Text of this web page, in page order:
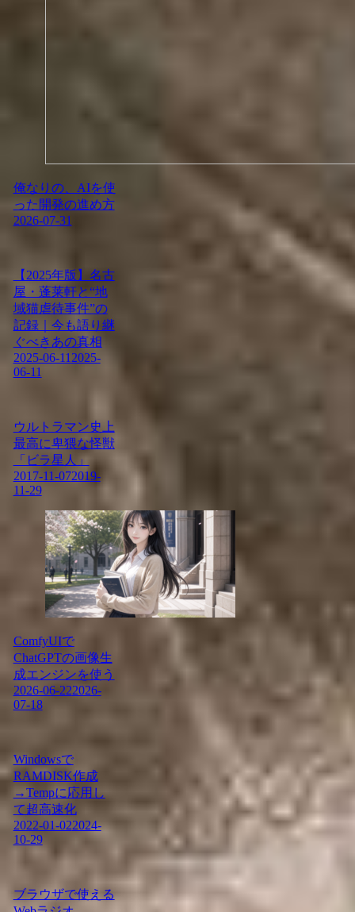
俺なりの、AIを使
った開発の進め方
2026-07-31
【2025年版】名古
屋・蓬莱軒と“地
域猫虐待事件”の
記録｜今も語り継
ぐべきあの真相
2025-06-11 2025-
06-11
ウルトラマン史上
最高に卑猥な怪獣
「ビラ星人」
2017-11-072019-
11-29
ComfyUIで
ChatGPTの画像生
成エンジンを使う
2026-06-222026-
07-18
Windowsで
RAMDISK作成
→Tempに応用し
て超高速化
2022-01-022024-
10-29
ブラウザで使える